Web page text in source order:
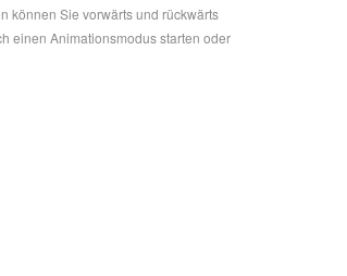
können Sie vorwärts und rückwärts
einen Animationsmodus starten oder